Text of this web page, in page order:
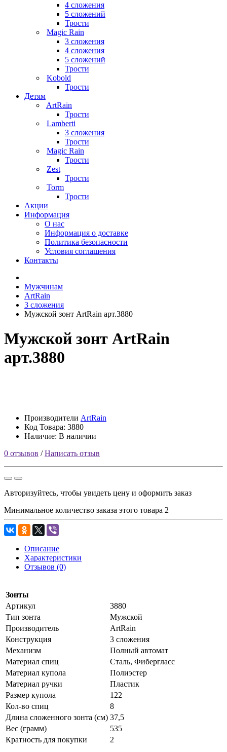
4 сложения
5 сложений
Трости
Magic Rain
3 сложения
4 сложения
5 сложений
Трости
Kobold
Трости
Детям
ArtRain
Трости
Lamberti
3 сложения
Трости
Magic Rain
Трости
Zest
Трости
Torm
Трости
Акции
Информация
О нас
Информация о доставке
Политика безопасности
Условия соглашения
Контакты
Мужчинам
ArtRain
3 сложения
Мужской зонт ArtRain арт.3880
Мужской зонт ArtRain
арт.3880
Производители ArtRain
Код Товара: 3880
Наличие: В наличии
0 отзывов /Написать отзыв
Авторизуйтесь, чтобы увидеть цену и оформить заказ
Минимальное количество заказа этого товара 2
Описание
Характеристики
Отзывов (0)
Зонты
Артикул
3880
Тип зонта
Мужской
Производитель
ArtRain
Конструкция
3 сложения
Механизм
Полный автомат
Материал спиц
Сталь, Фибергласс
Материал купола
Полиэстер
Материал ручки
Пластик
Размер купола
122
Кол-во спиц
8
Длина сложенного зонта (см) 37,5
Вес (грамм)
535
Кратность для покупки
2